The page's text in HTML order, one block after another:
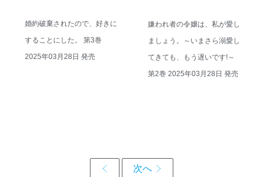
婚約破棄されたので、好きに
することにした。 第3巻
2025年03月28日 発売
嫌われ者の令嬢は、私が愛し
ましょう。～いまさら溺愛し
てきても、もう遅いです!～
第2巻 2025年03月28日 発売